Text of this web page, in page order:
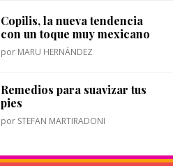
Copilis, la nueva tendencia
con un toque muy mexicano
por MARU HERNÁNDEZ
Remedios para suavizar tus
pies
por STEFAN MARTIRADONI